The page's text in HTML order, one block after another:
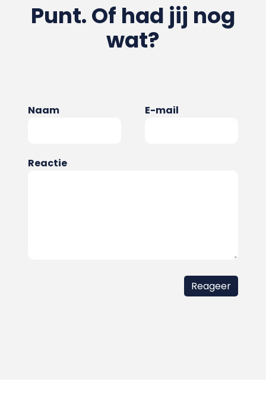
Punt. Of had jij nog
wat?
Naam E-mail
Reactie